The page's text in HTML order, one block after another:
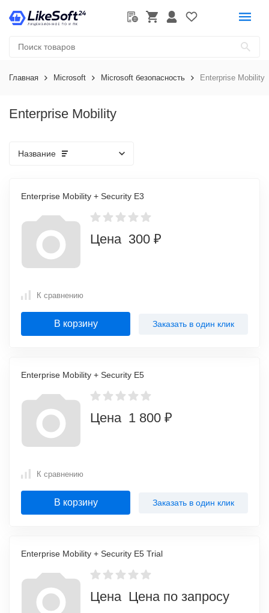
Главная Microsoft Microsoft безопасность Enterprise Mobility
Enterprise Mobility
Название
Enterprise Mobility + Security E3
Цена 300 ₽
К сравнению
В корзину Заказать в один клик
Enterprise Mobility + Security E5
Цена 1 800 ₽
К сравнению
В корзину Заказать в один клик
Enterprise Mobility + Security E5 Trial
Цена Цена по запросу